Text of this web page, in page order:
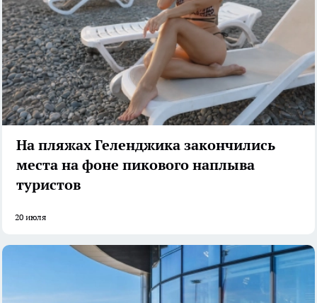
На пляжах Геленджика закончились
места на фоне пикового наплыва
туристов
20 июля